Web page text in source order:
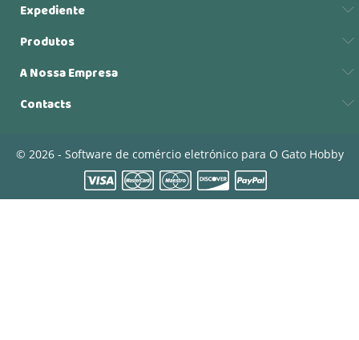
Expediente
Produtos
A Nossa Empresa
Contacts
© 2026 - Software de comércio eletrónico para O Gato Hobby